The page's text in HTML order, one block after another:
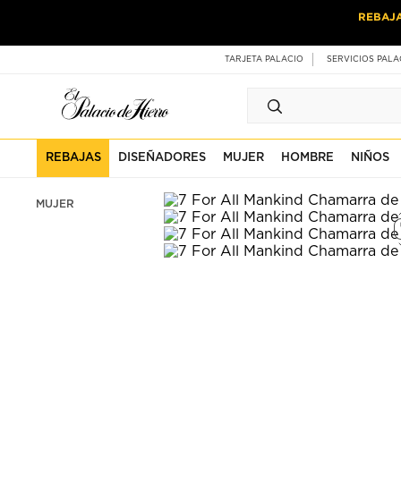
TARJETA PALACIO SERVICIOS
REBAJAS DISEÑADORES MUJER HOMBRE NIÑOS
MUJER